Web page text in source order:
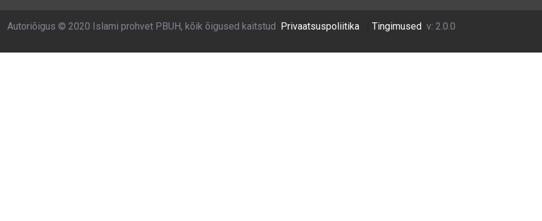
Autoriõigus © 2020 Islami prohvet PBUH, kõik õigused kaitstud Privaatsuspoliitika Tingimused v: 2.0.0